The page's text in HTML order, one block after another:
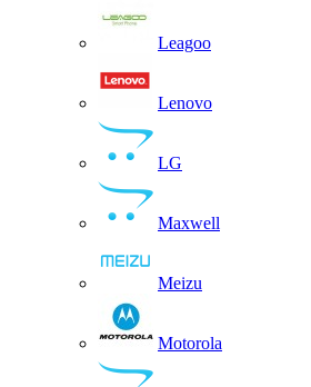
Leagoo
Lenovo
LG
Maxwell
Meizu
Motorola